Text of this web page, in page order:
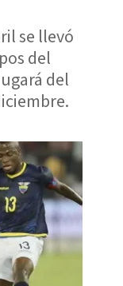
se llevó
del
del